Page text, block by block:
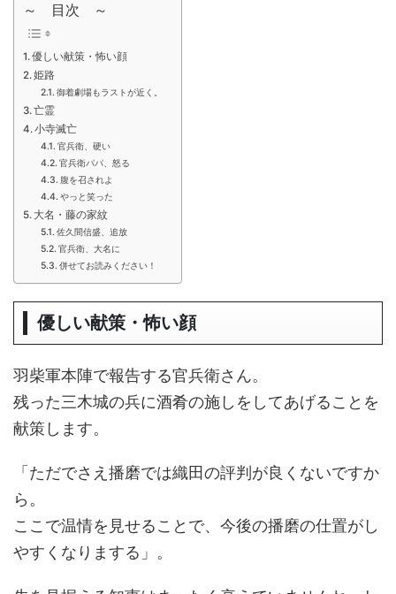
～ 目次 ～
優しい献策・怖い顔
姫路
御着劇場もラストが近く。
亡霊
小寺滅亡
官兵衛、硬い
官兵衛パパ、怒る
腹を召されよ
やっと笑った
大名・藤の家紋
佐久間信盛、追放
官兵衛、大名に
併せてお読みください！
優しい献策・怖い顔
羽柴軍本陣で報告する官兵衛さん。
残った三木城の兵に酒肴の施しをしてあげることを
献策します。
「ただでさえ播磨では織田の評判が良くないですか
ら。
ここで温情を見せることで、今後の播磨の仕置がし
やすくなりまする」。